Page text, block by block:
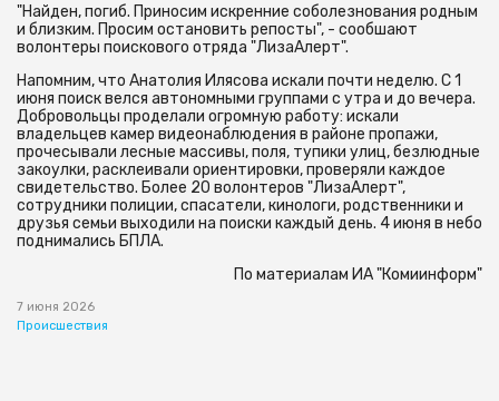
"Найден, погиб. Приносим искренние соболезнования родным
и близким. Просим остановить репосты", - сообшают
волонтеры поискового отряда "ЛизаАлерт".
Напомним, что Анатолия Илясова искали почти неделю. С 1
июня поиск велся автономными группами с утра и до вечера.
Добровольцы проделали огромную работу: искали
владельцев камер видеонаблюдения в районе пропажи,
прочесывали лесные массивы, поля, тупики улиц, безлюдные
закоулки, расклеивали ориентировки, проверяли каждое
свидетельство. Более 20 волонтеров "ЛизаАлерт",
сотрудники полиции, спасатели, кинологи, родственники и
друзья семьи выходили на поиски каждый день. 4 июня в небо
поднимались БПЛА.
По материалам ИА "Комиинформ"
7 июня 2026
Происшествия